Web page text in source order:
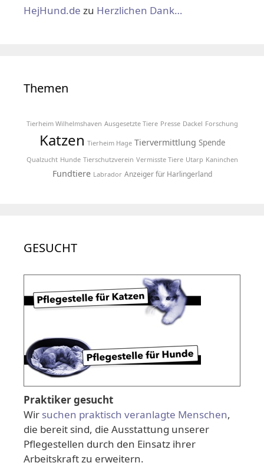
HejHund.de zu Herzlichen Dank…
Themen
Tierheim Wilhelmshaven Ausgesetzte Tiere Presse Dackel Forschung
Katzen Tierheim Hage Tiervermittlung Spende
Qualzucht Hunde Tierschutzverein Vermisste Tiere Utarp Kaninchen
Fundtiere Labrador Anzeiger für Harlingerland
GESUCHT
Praktiker gesucht
Wir suchen praktisch veranlagte Menschen,
die bereit sind, die Ausstattung unserer
Pflegestellen durch den Einsatz ihrer
Arbeitskraft zu erweitern.